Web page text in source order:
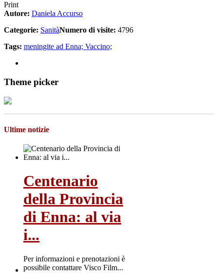
Print
Autore: Daniela Accurso
Categorie: SanitàNumero di visite: 4796
Tags: meningite ad Enna; Vaccino;
Theme picker
Ultime notizie
Centenario
della Provincia
di Enna: al via
i...
Per informazioni e prenotazioni è
possibile contattare Visco Film...